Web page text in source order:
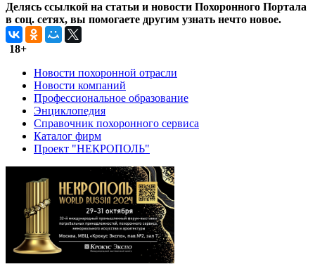
Делясь ссылкой на статьи и новости Похоронного Портала
в соц. сетях, вы помогаете другим узнать нечто новое.
18+
Новости похоронной отрасли
Новости компаний
Профессиональное образование
Энциклопедия
Справочник похоронного сервиса
Каталог фирм
Проект "НЕКРОПОЛЬ"